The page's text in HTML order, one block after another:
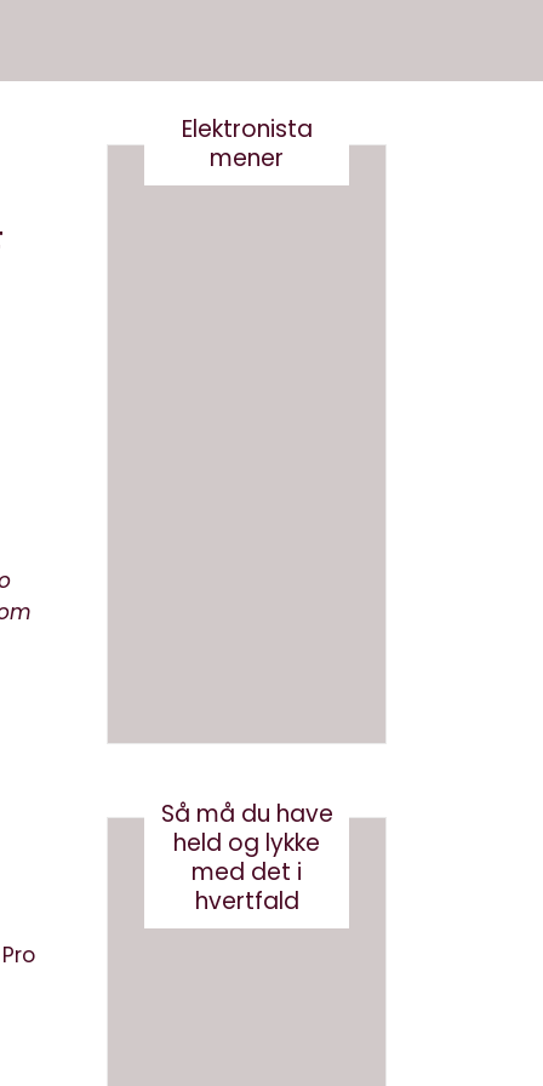
Elektronista
mener
Så må du have
held og lykke
med det i
hvertfald